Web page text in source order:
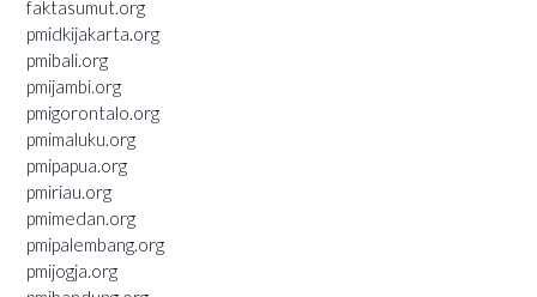
faktasumut.org
pmidkijakarta.org
pmibali.org
pmijambi.org
pmigorontalo.org
pmimaluku.org
pmipapua.org
pmiriau.org
pmimedan.org
pmipalembang.org
pmijogja.org